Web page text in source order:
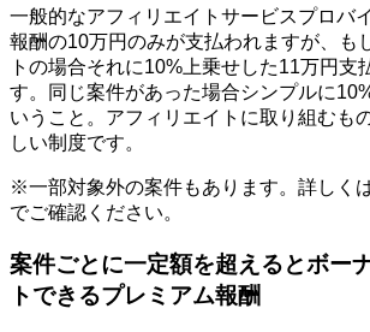
一般的なアフィリエイトサービスプロバ
報酬の10万円のみが支払われますが、も
トの場合それに10%上乗せした11万円支
す。同じ案件があった場合シンプルに
いうこと。アフィリエイトに取り組むも
しい制度です。
※一部対象外の案件もあります。詳しく
でご確認ください。
案件ごとに一定額を超えるとボー
トできるプレミアム報酬